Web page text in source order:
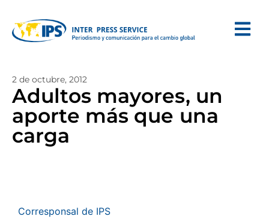
2 de octubre, 2012
Adultos mayores, un
aporte más que una
carga
Corresponsal de IPS